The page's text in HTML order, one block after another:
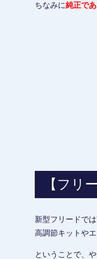
ちなみに純正で
【フリ
新型フリードで
高調節キットや
ということで、